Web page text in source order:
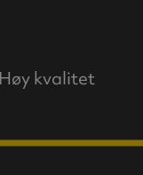
Høy kvalitet